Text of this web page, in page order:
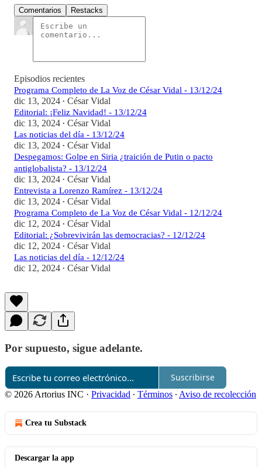
Comentarios Restacks
Episodios recientes
Programa Completo de La Voz de César Vidal - 13/12/24
dic 13, 2024 • César Vidal
Editorial: ¡Feliz Navidad! - 13/12/24
dic 13, 2024 • César Vidal
Las noticias del día - 13/12/24
dic 13, 2024 • César Vidal
Despegamos: Golpe en Siria ¿traición de Putin o pacto
antiglobalista? - 13/12/24
dic 13, 2024 • César Vidal
Entrevista a Lorenzo Ramírez - 13/12/24
dic 13, 2024 • César Vidal
Programa Completo de La Voz de César Vidal - 12/12/24
dic 12, 2024 • César Vidal
Editorial: ¿Sobrevivirán las democracias? - 12/12/24
dic 12, 2024 • César Vidal
Las noticias del día - 12/12/24
dic 12, 2024 • César Vidal
Por supuesto, sigue adelante.
Suscribirse
© 2026 Artorius INC · Privacidad ∙ Términos ∙ Aviso de recolección
Crea tu Substack
Descargar la app